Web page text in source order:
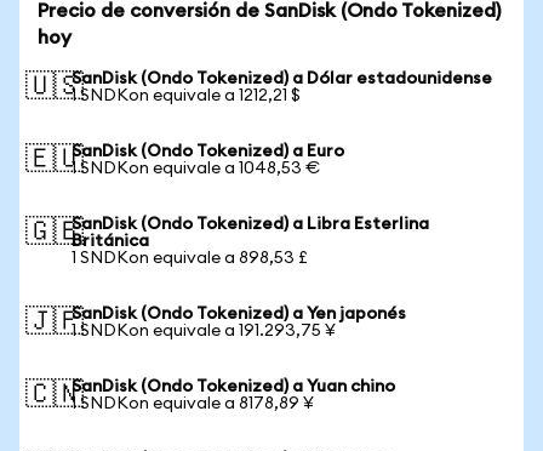
Precio de conversión de SanDisk (Ondo Tokenized)
hoy
🇺🇸SanDisk (Ondo Tokenized) a Dólar estadounidense
1 SNDKon equivale a 1212,21 $
🇪🇺SanDisk (Ondo Tokenized) a Euro
1 SNDKon equivale a 1048,53 €
🇬🇧SanDisk (Ondo Tokenized) a Libra Esterlina
Británica
1 SNDKon equivale a 898,53 £
🇯🇵SanDisk (Ondo Tokenized) a Yen japonés
1 SNDKon equivale a 191.293,75 ¥
🇨🇳SanDisk (Ondo Tokenized) a Yuan chino
1 SNDKon equivale a 8178,89 ¥